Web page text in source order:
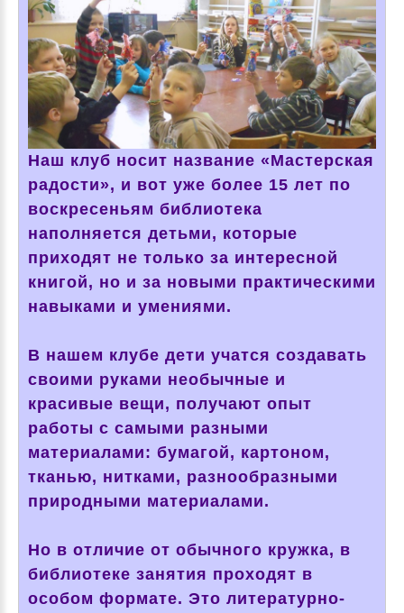
Наш клуб носит название «Мастерская
радости», и вот уже более 15 лет по
воскресеньям библиотека
наполняется детьми, которые
приходят не только за интересной
книгой, но и за новыми практическими
навыками и умениями.
В нашем клубе дети учатся создавать
своими руками необычные и
красивые вещи, получают опыт
работы с самыми разными
материалами: бумагой, картоном,
тканью, нитками, разнообразными
природными материалами.
Но в отличие от обычного кружка, в
библиотеке занятия проходят в
особом формате. Это литературно-